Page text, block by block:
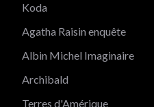
Koda
Agatha Raisin enquête
Albin Michel Imaginaire
Archibald
Terres d'Amérique